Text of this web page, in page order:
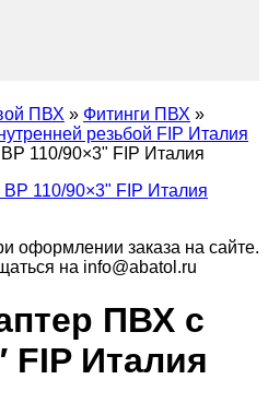
ПВХ » Фитинги ПВХ »
резьбой FIP Италия
110/90×3" FIP Италия
оформлении заказа на сайте.
на info@abatol.ru
ПВХ с
FIP Италия